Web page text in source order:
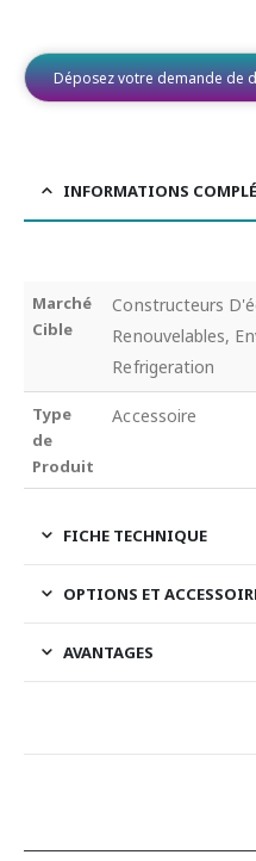
Déposez votre demande de
INFORMATIONS
Marché
Cible
Constructeurs
Renouvelables,
Refrigeration
Type
de
Produit
Accessoire
FICHE TECHNIQUE
OPTIONS ET
AVANTAGES